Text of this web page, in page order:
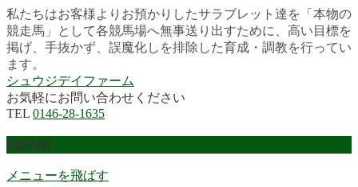
私たちはお客様よりお預かりしたサラブレット達を「本物の
競走馬」として各競馬場へ無事送り出すために、高い目標を
掲げ、手抜かず、誤魔化しを排除した育成・調教を行ってい
ます。
シュウジデイファーム
お気軽にお問い合わせください
TEL 0146-28-1635
MENU
メニューを飛ばす